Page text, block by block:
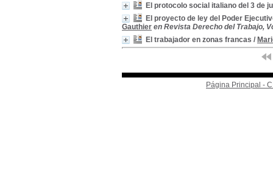
El protocolo social italiano del 3 de
El proyecto de ley del Poder
Gauthier en Revista Derecho del Trabajo,
El trabajador en zonas francas /
Página Principal -